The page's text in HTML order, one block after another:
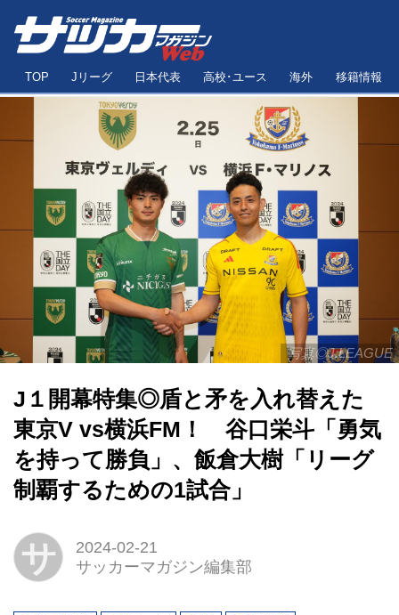
TOP Jリーグ 日本代表 高校･ユース 海外 移籍情報
写真◎J.LEAGUE
J１開幕特集◎盾と矛を入れ替えた
東京V vs横浜FM！ 谷口栄斗「勇気
を持って勝負」、飯倉大樹「リーグ
制覇するための1試合」
サ
2024-02-21
サッカーマガジン編集部